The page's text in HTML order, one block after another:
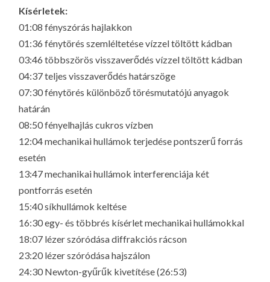
Kísérletek:
01:08 fényszórás hajlakkon
01:36 fénytörés szemléltetése vízzel töltött kádban
03:46 többszörös visszaverődés vízzel töltött kádban
04:37 teljes visszaverődés határszöge
07:30 fénytörés különböző törésmutatójú anyagok
határán
08:50 fényelhajlás cukros vízben
12:04 mechanikai hullámok terjedése pontszerű forrás
esetén
13:47 mechanikai hullámok interferenciája két
pontforrás esetén
15:40 síkhullámok keltése
16:30 egy- és többrés kísérlet mechanikai hullámokkal
18:07 lézer szóródása diffrakciós rácson
23:20 lézer szóródása hajszálon
24:30 Newton-gyűrűk kivetítése (26:53)